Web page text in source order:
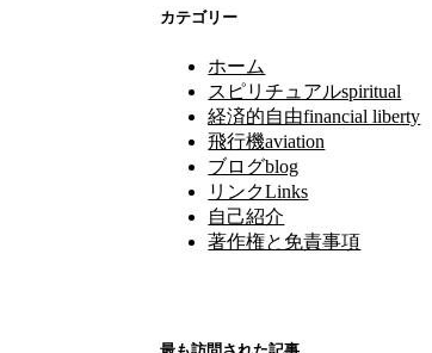
カテゴリー
ホーム
スピリチュアルspiritual
経済的自由financial liberty
飛行機aviation
ブログblog
リンクLinks
自己紹介
著作権と免責事項
最も訪問された記事